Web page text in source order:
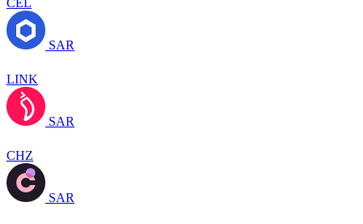
SAR
LINK
SAR
CHZ
SAR